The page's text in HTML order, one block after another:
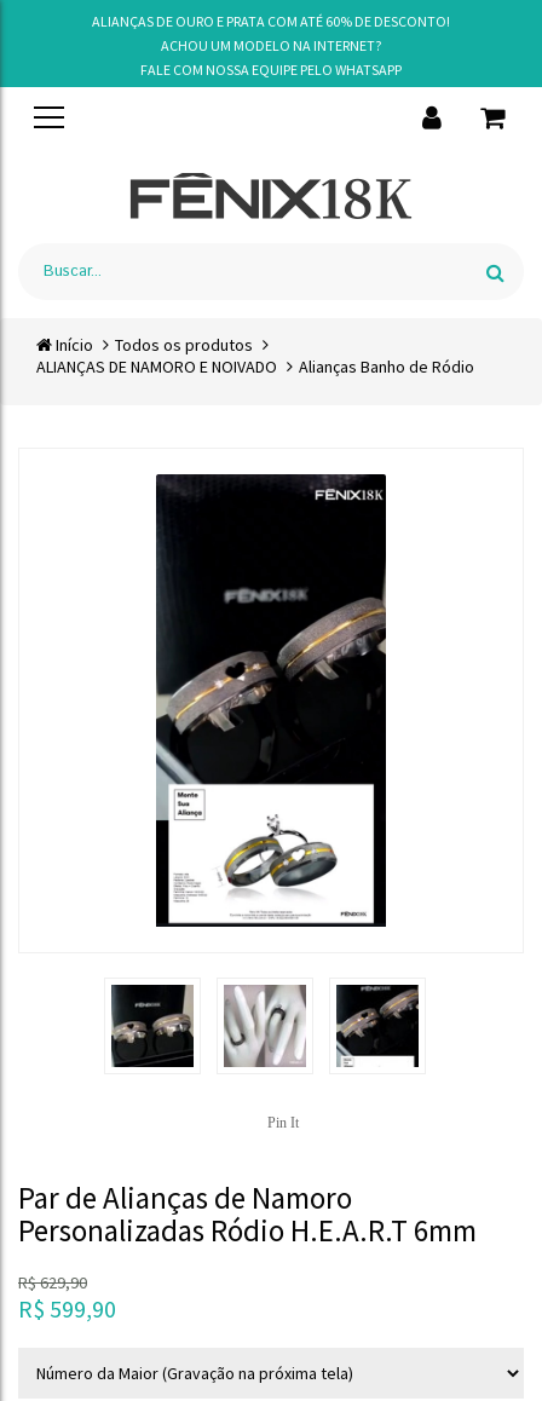
ALIANÇAS DE OURO E PRATA COM ATÉ 60% DE DESCONTO!
ACHOU UM MODELO NA INTERNET?
FALE COM NOSSA EQUIPE PELO WHATSAPP
Início
Todos os produtos
ALIANÇAS DE NAMORO E NOIVADO
Alianças Banho de Ródio
Pin It
Par de Alianças de Namoro
Personalizadas Ródio H.E.A.R.T 6mm
R$629,90
R$ 599,90